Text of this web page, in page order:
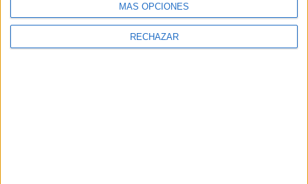
MÁS OPCIONES
RECHAZAR